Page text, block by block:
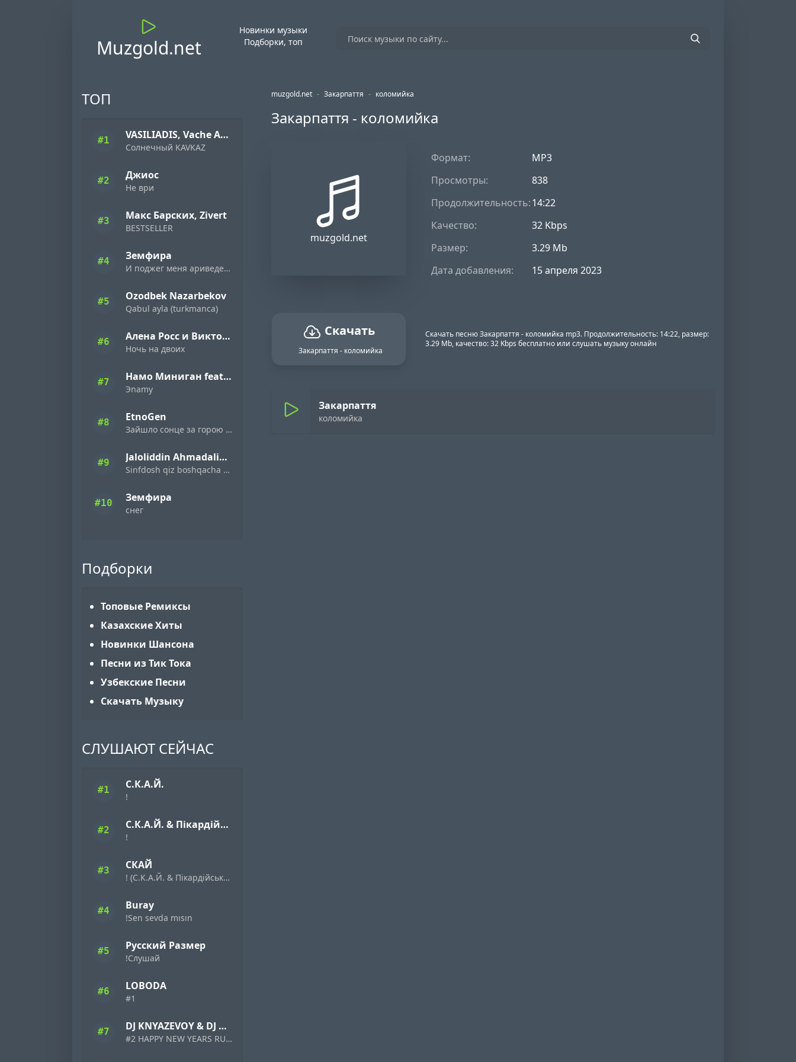
Muzgold.net
Новинки музыки
Подборки, топ
ТОП
#1 VASILIADIS, Vache Amaryan
Солнечный KAVKAZ
#2 Джиос
Не ври
#3 Макс Барских, Zivert
BESTSELLER
#4 Земфира
И поджег меня ариведерчи
#5 Ozodbek Nazarbekov
Qabul ayla (turkmanca)
#6 Алена Росс и Виктор Могилатов
Ночь на двоих
#7 Намо Миниган feat. Miyagi & Эндшпиль
Эnamy
#8 EtnoGen
Зайшло сонце за горою темна ніч настала
#9 Jaloliddin Ahmadaliyev
Sinfdosh qiz boshqacha eding
#10 Земфира
снег
Подборки
Топовые Ремиксы
Казахские Хиты
Новинки Шансона
Песни из Тик Тока
Узбекские Песни
Скачать Музыку
СЛУШАЮТ СЕЙЧАС
#1 С.К.А.Й.
!
#2 С.К.А.Й. & Пікардійська Терція
!
#3 СКАЙ
! (С.К.А.Й. & Пікардійська Терція)
#4 Buray
!Sen sevda mısın
#5 Русский Размер
!Слушай
#6 LOBODA
#1
#7 DJ KNYAZEVOY & DJ BORD
#2 HAPPY NEW YEARS RUSSIAN DANCE #18
muzgold.net - Закарпаття - коломийка
Закарпаття - коломийка
muzgold.net
Формат:
MP3
Просмотры:
838
Продолжительность:14:22
Качество:
32 Kbps
Размер:
3.29 Mb
Дата добавления:
15 апреля 2023
Скачать
Закарпаття - коломийка
Скачать песню Закарпаття - коломийка mp3. Продолжительность: 14:22, размер:
3.29 Mb, качество: 32 Kbps бесплатно или слушать музыку онлайн
Закарпаття
коломийка